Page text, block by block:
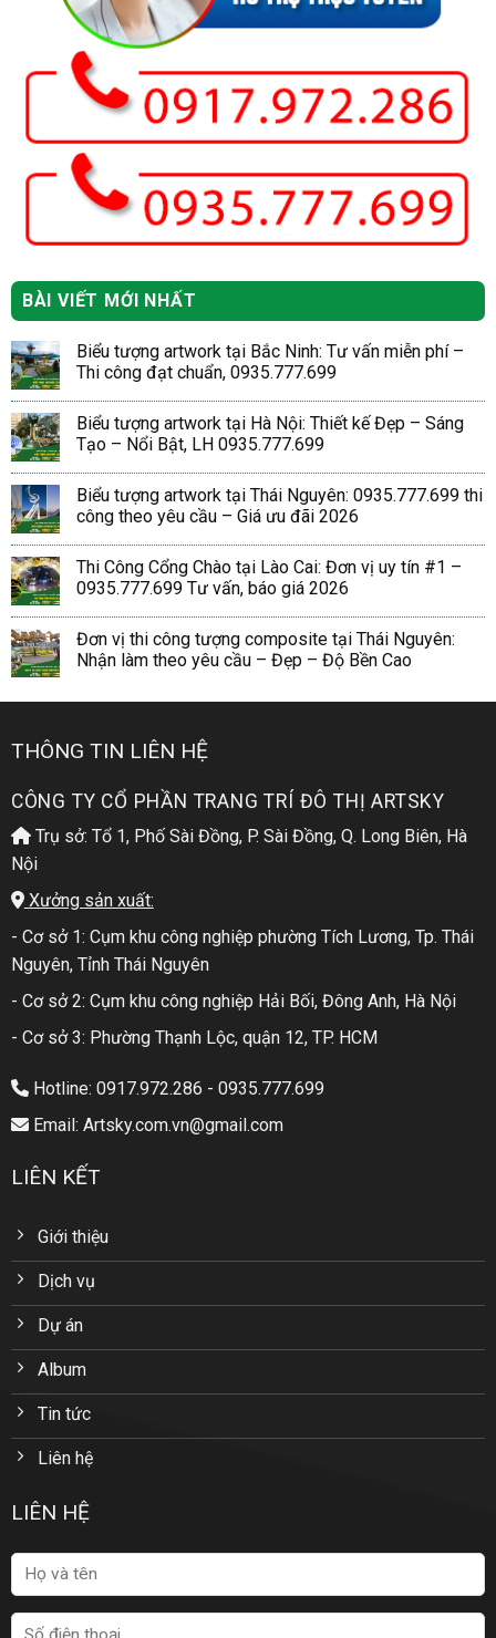
BÀI VIẾT MỚI NHẤT
Biểu tượng artwork tại Bắc Ninh: Tư vấn miễn phí –
Thi công đạt chuẩn, 0935.777.699
Biểu tượng artwork tại Hà Nội: Thiết kế Đẹp – Sáng
Tạo – Nổi Bật, LH 0935.777.699
Biểu tượng artwork tại Thái Nguyên: 0935.777.699 thi
công theo yêu cầu – Giá ưu đãi 2026
Thi Công Cổng Chào tại Lào Cai: Đơn vị uy tín #1 –
0935.777.699 Tư vấn, báo giá 2026
Đơn vị thi công tượng composite tại Thái Nguyên:
Nhận làm theo yêu cầu – Đẹp – Độ Bền Cao
THÔNG TIN LIÊN HỆ
CÔNG TY CỔ PHẦN TRANG TRÍ ĐÔ THỊ ARTSKY
Trụ sở: Tổ 1, Phố Sài Đồng, P. Sài Đồng, Q. Long Biên, Hà
Nội
Xưởng sản xuất:
- Cơ sở 1: Cụm khu công nghiệp phường Tích Lương, Tp. Thái
Nguyên, Tỉnh Thái Nguyên
- Cơ sở 2: Cụm khu công nghiệp Hải Bối, Đông Anh, Hà Nội
- Cơ sở 3: Phường Thạnh Lộc, quận 12, TP. HCM
Hotline: 0917.972.286 - 0935.777.699
Email: Artsky.com.vn@gmail.com
LIÊN KẾT
Giới thiệu
Dịch vụ
Dự án
Album
Tin tức
Liên hệ
LIÊN HỆ